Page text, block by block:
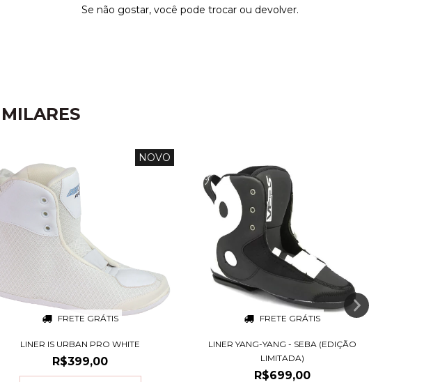
Se não gostar, você pode trocar ou devolver.
FRETE GRÁTIS
NOVO
LINER IS URBAN PRO WHITE
R$399,00
FRETE GRÁTIS
LINER YANG-YANG - SEBA (EDIÇÃO
LIMITADA)
R$699,00